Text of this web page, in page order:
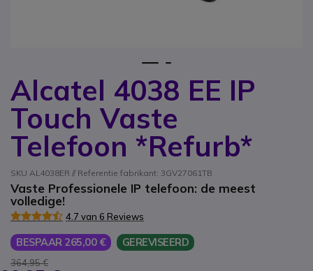
Alcatel 4038 EE IP
Touch Vaste
Telefoon *Refurb*
SKU AL4038ER // Referentie fabrikant: 3GV27061TB
Vaste Professionele IP telefoon: de meest
volledige!
4.7 van 6 Reviews
BESPAAR 265,00 € GEREVISEERD
364,95 €
Ga naar het begin van de afbeeldingen-gallerij